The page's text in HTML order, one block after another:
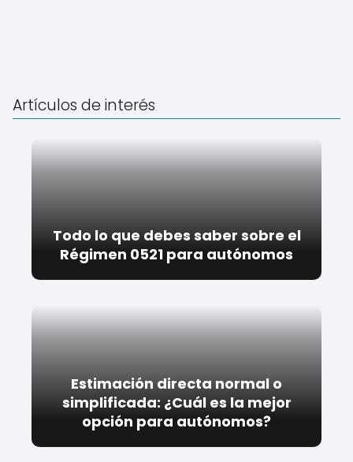
Artículos de interés
Todo lo que debes saber sobre el
Régimen 0521 para autónomos
Estimación directa normal o
simplificada: ¿Cuál es la mejor
opción para autónomos?